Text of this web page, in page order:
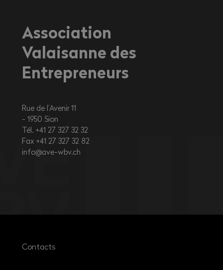
Association
Valaisanne des
Entrepreneurs
Rue de l’Avenir 11
1950 Sion
Tél. +41 27 327 32 32
Fax +41 27 327 32 82
info@ave-wbv.ch
Contacts